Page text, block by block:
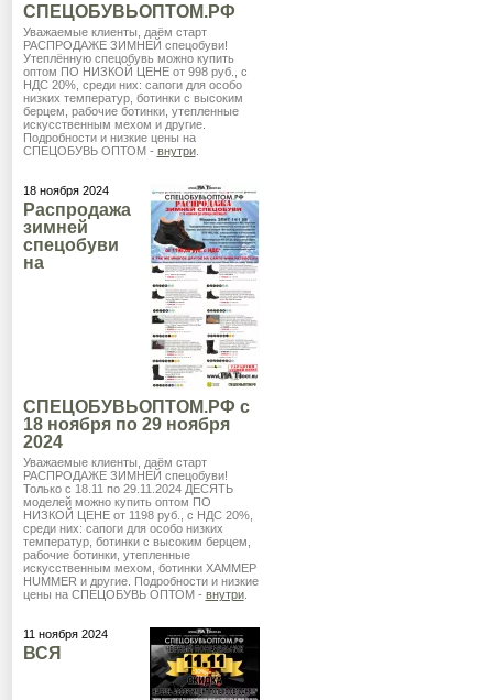
СПЕЦОБУВЬОПТОМ.РФ
Уважаемые клиенты, даём старт
РАСПРОДАЖЕ ЗИМНЕЙ спецобуви!
Утеплённую спецобувь можно купить
оптом ПО НИЗКОЙ ЦЕНЕ от 998 руб., с
НДС 20%, среди них: сапоги для особо
низких температур, ботинки с высоким
берцем, рабочие ботинки, утепленные
искусственным мехом и другие.
Подробности и низкие цены на
СПЕЦОБУВЬ ОПТОМ - внутри.
18 ноября 2024
Распродажа
зимней
спецобуви
на
СПЕЦОБУВЬОПТОМ.РФ с
18 ноября по 29 ноября
2024
Уважаемые клиенты, даём старт
РАСПРОДАЖЕ ЗИМНЕЙ спецобуви!
Только с 18.11 по 29.11.2024 ДЕСЯТЬ
моделей можно купить оптом ПО
НИЗКОЙ ЦЕНЕ от 1198 руб., с НДС 20%,
среди них: сапоги для особо низких
температур, ботинки с высоким берцем,
рабочие ботинки, утепленные
искусственным мехом, ботинки ХАММЕР
HUMMER и другие. Подробности и низкие
цены на СПЕЦОБУВЬ ОПТОМ - внутри.
11 ноября 2024
ВСЯ